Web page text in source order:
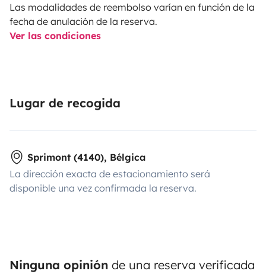
Las modalidades de reembolso varían en función de la
fecha de anulación de la reserva.
Ver las condiciones
Lugar de recogida
Sprimont (4140), Bélgica
La dirección exacta de estacionamiento será
disponible una vez confirmada la reserva.
Ninguna opinión de una reserva verificada